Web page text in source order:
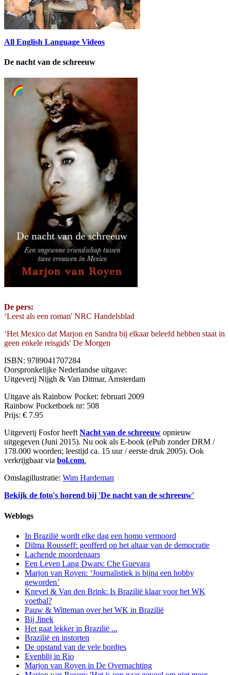
All English Language Videos
De nacht van de schreeuw
De pers:
‘Leest als een roman' NRC Handelsblad
‘Het Mexico dat Marjon en Sandra bij elkaar beleefd hebben staat in
geen enkele reisgids' De Morgen
ISBN: 9789041707284
Oorspronkelijke Nederlandse uitgave:
Uitgeverij Nijgh & Van Ditmar, Amsterdam
Uitgave als Rainbow Pocket: februari 2009
Rainbow Pocketboek nr: 508
Prijs: € 7.95
Uitgeverij Fosfor heeft Nacht van de schreeuw opnieuw
uitgegeven (Juni 2015). Nu ook als E-book (ePub zonder DRM /
178.000 woorden; leestijd ca. 15 uur / eerste druk 2005). Ook
verkrijgbaar via bol.com.
Omslagillustratie: Wim Hardeman
Bekijk de foto's horend bij 'De nacht van de schreeuw'
Weblogs
In Brazilië wordt elke dag een homo vermoord
Dilma Rousseff: geofferd op het altaar van de democratie
Lachende moordenaars
Een Leven Lang Dwars: Che Guevara
Marjon van Royen: ‘Journalistiek is bijna een hobby
geworden’
Knevel & Van den Brink: Is Brazilië klaar voor het WK
voetbal?
Pauw & Witteman over het WK in Brazilië
Bij Jinek
Het gaat lekker in Brazilië ...
Brazilië en instorten
De opstand van de vele bordjes
Evenblij in Rio
Marjon van Royen in De Overnachting